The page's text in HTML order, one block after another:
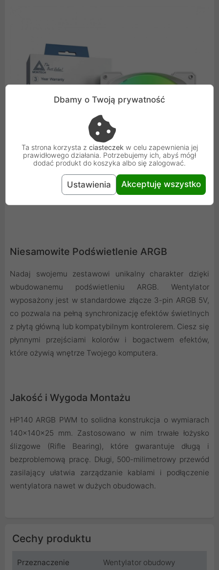
Niesamowite Podświetlenie ARGB
Nadaj swojemu zestawowi unikalny charakter dzięki
wbudowanemu podświetleniu ARGB. Wentylator
wyposażony jest w standardowe złącze 3-pin ARGB 5V,
co pozwala na pełną synchronizację efektów świetlnych
z płytą główną lub kompatybilnym kontrolerem. Ciesz się
płynnymi przejściami kolorów i bogactwem efektów,
które ożywią wnętrze Twojego komputera.
Jakość i Wygoda Montażu
HP140 ARGB PWM to solidna konstrukcja o wymiarach
140x140x25 mm. Zastosowano w nim trwałe łożysko
ślizgowe (Rifle Bearing), które gwarantuje długą i
bezproblemową pracę. Długi, 500-milimetrowy przewód
zasilający ułatwia zarządzanie kablami i podłączenie
wentylatora nawet w dużych obudowach.
Cechy produktu
Przeznaczenie Wentylator obudowy
Dbamy o Twoją prywatność
Ta strona korzysta z ciasteczek w celu zapewnienia jej
prawidłowego działania. Potrzebujemy ich, abyś mógł
dodać produkt do koszyka albo się zalogować.
Ustawienia Akceptuję wszystko